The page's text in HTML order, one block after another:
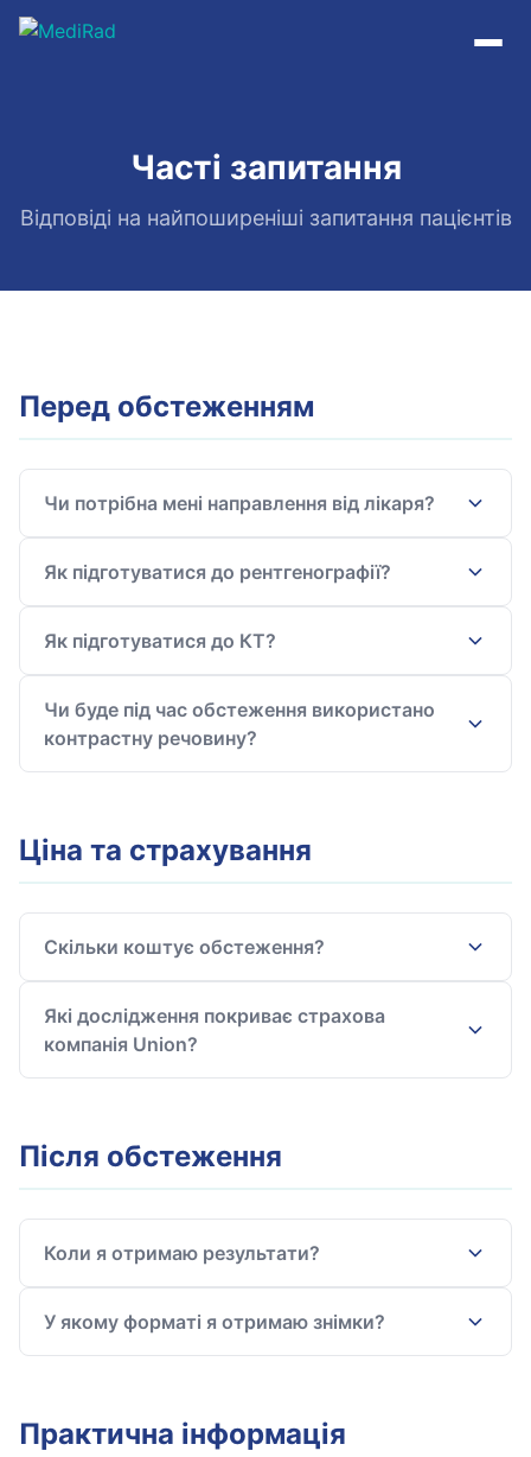
Пропустити
до
Часті запитання
Відповіді на найпоширеніші запитання пацієнтів
Перед обстеженням
Чи потрібна мені направлення від лікаря?
Як підготуватися до рентгенографії?
Як підготуватися до КТ?
Чи буде під час обстеження використано
контрастну речовину?
Ціна та страхування
Скільки коштує обстеження?
Які дослідження покриває страхова
компанія Union?
Після обстеження
Коли я отримаю результати?
У якому форматі я отримаю знімки?
Практична інформація